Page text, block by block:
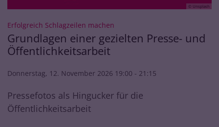
© Unsplash
Erfolgreich Schlagzeilen machen
Grundlagen einer gezielten Presse- und
Öffentlichkeitsarbeit
Donnerstag, 12. November 2026 19:00 - 21:15
Pressefotos als Hingucker für die
Öffentlichkeitsarbeit